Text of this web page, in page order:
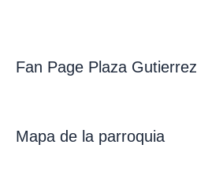
Fan Page Plaza Gutierrez
Mapa de la parroquia